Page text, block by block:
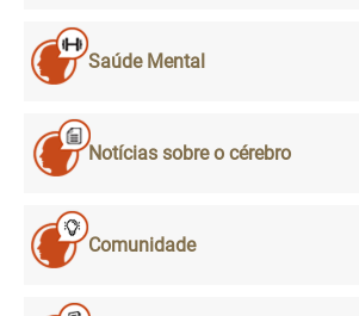
Saúde Mental
Notícias sobre o cérebro
Comunidade